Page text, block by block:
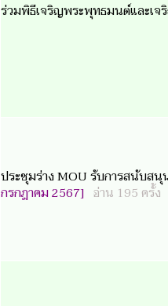
ร่วมพิธีเจริญพระพุทธมนต์และเจ
ประชุมร่าง MOU รับการสนับสนุ
กรกฎาคม 2567] อ่าน 195 ครั้ง